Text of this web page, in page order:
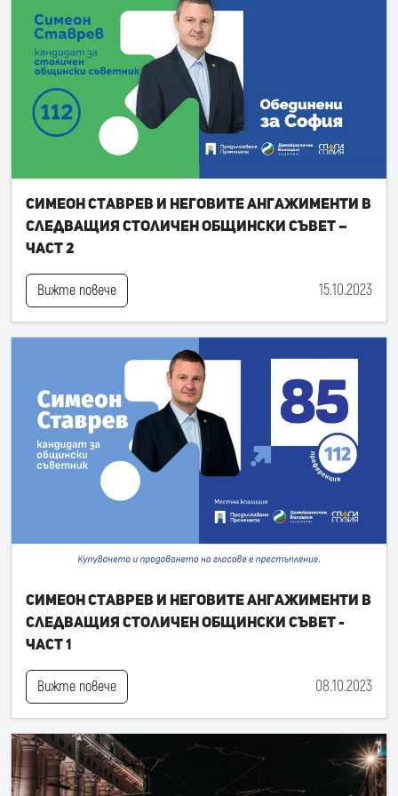
Симеон Ставрев и неговите ангажименти в
следващия Столичен общински съвет –
част 2
Вижте повече 15.10.2023
Симеон Ставрев и неговите ангажименти в
следващия Столичен общински съвет -
част 1
Вижте повече 08.10.2023